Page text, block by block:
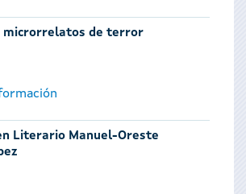
microrrelatos de terror
Literario Manuel-Oreste